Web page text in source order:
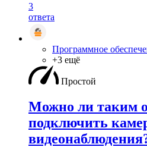
3
ответа
Программное
+3 ещё
Простой
Можно ли таким
подключить